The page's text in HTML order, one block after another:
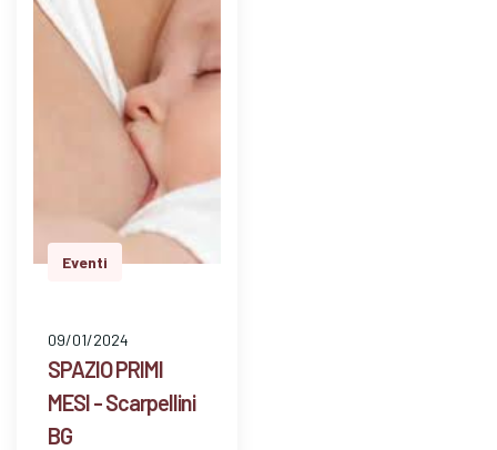
dom…
Eventi
09/01/2024
SPAZIO PRIMI
MESI - Scarpellini
BG